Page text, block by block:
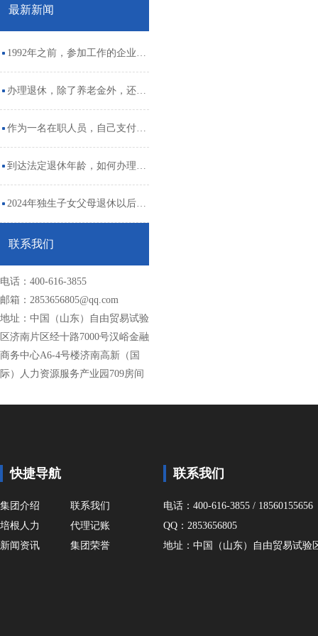
最新新闻
1992年之前，参加工作的企业单
位临时工，有没有视同工龄呢？
办理退休，除了养老金外，还有
这几笔钱可以一次性领取
作为一名在职人员，自己支付单
位的社保缴费，划算吗？
到达法定退休年龄，如何办理医
保退休手续呢？
2024年独生子女父母退休以后，
每月独生子女补贴有多少钱？来
看看
联系我们
电话：400-616-3855
邮箱：2853656805@qq.com
地址：中国（山东）自由贸易试验
区济南片区经十路7000号汉峪金融
商务中心A6-4号楼济南高新（国
际）人力资源服务产业园709房间
快捷导航
集团介绍
联系我们
培根人力
代理记账
新闻资讯
集团荣誉
联系我们
电话：400-616-3855 / 18560155656
QQ：2853656805
地址：中国（山东）自由贸易试验